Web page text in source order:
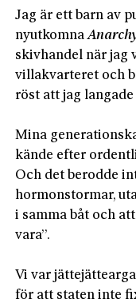
Jag är ett barn av
nyutkomna
skivhandel när jag
villakvarteret och
röst att jag
Mina
kände efter
Och det berodde
hormonstormar,
i samma båt och
vara”.
Vi var
för att staten inte